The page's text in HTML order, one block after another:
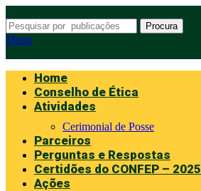
Procura
Menu
Home
Conselho de Ética
Atividades
Cerimonial de Posse
Parceiros
Perguntas e Respostas
Certidões do CONFEP – 2025
Ações